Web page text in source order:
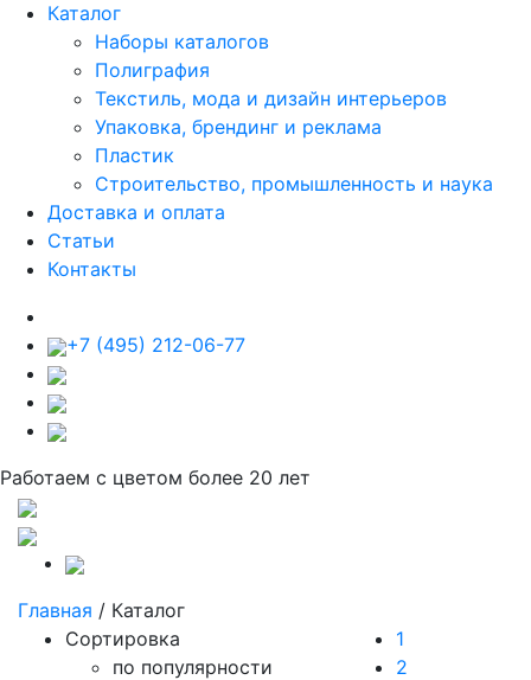
Каталог
Наборы каталогов
Полиграфия
Текстиль, мода и дизайн интерьеров
Упаковка, брендинг и реклама
Пластик
Строительство, промышленность и наука
Доставка и оплата
Статьи
Контакты
+7 (495) 212-06-77
Работаем с цветом более 20 лет
Главная / Каталог
Cортировка
по популярности
1
2